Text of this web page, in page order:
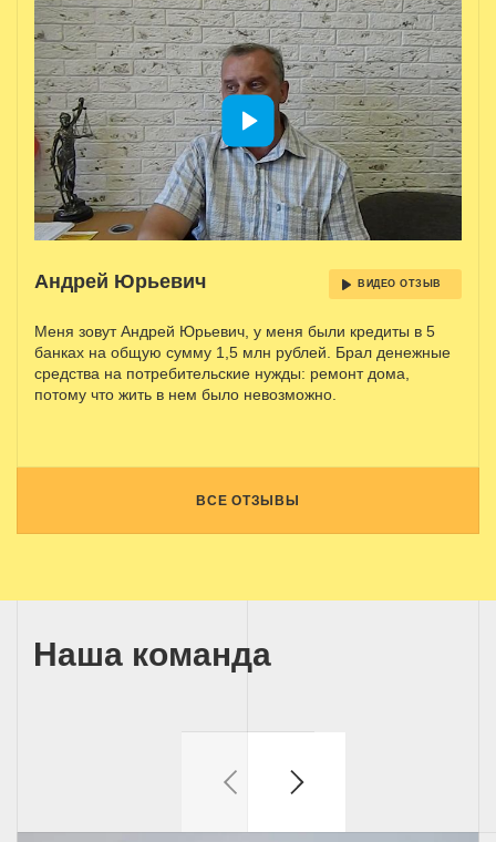
Андрей Юрьевич ВИДЕО ОТЗЫВ
Меня зовут Андрей Юрьевич, у меня были кредиты в 5
банках на общую сумму 1,5 млн рублей. Брал денежные
средства на потребительские нужды: ремонт дома,
потому что жить в нем было невозможно.
ВСЕ ОТЗЫВЫ
Наша команда